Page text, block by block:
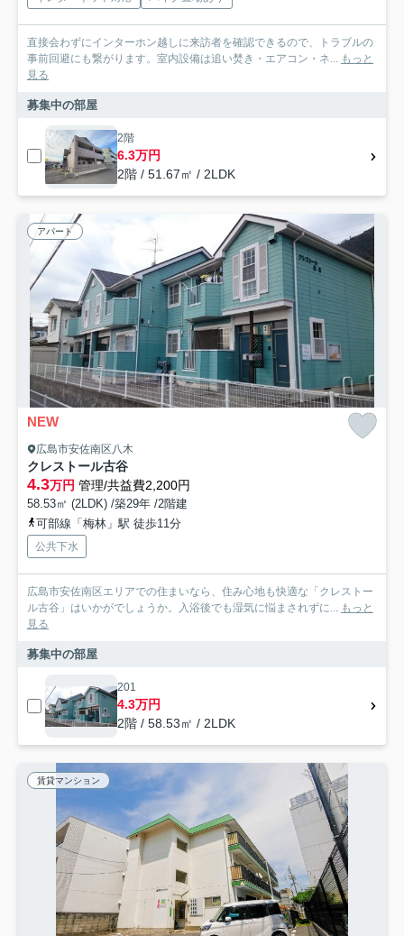
直接会わずにインターホン越しに来訪者を確認できるので、トラブルの
事前回避にも繋がります。室内設備は追い焚き・エアコン・ネ... もっと
見る
募集中の部屋
2階
6.3万円
2階 / 51.67㎡ / 2LDK
アパート
NEW
広島市安佐南区八木
クレストール古谷
4.3万円 管理/共益費2,200円
58.53㎡ (2LDK) /築29年 /2階建
可部線「梅林」駅 徒歩11分
公共下水
広島市安佐南区エリアでの住まいなら、住み心地も快適な「クレストー
ル古谷」はいかがでしょうか。入浴後でも湿気に悩まされずに... もっと
見る
募集中の部屋
201
4.3万円
2階 / 58.53㎡ / 2LDK
賃貸マンション